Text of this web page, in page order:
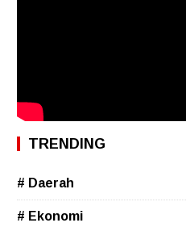
TRENDING
# Daerah
# Ekonomi